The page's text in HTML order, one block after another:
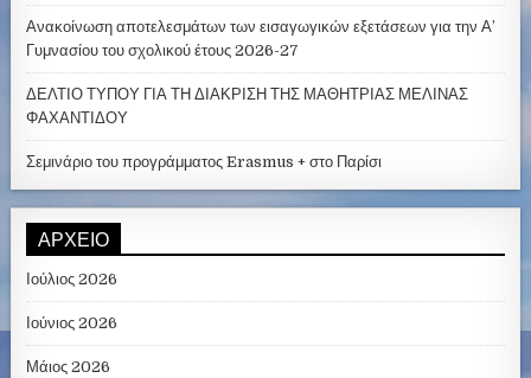
Ανακοίνωση αποτελεσμάτων των εισαγωγικών εξετάσεων για την Α’
Γυμνασίου του σχολικού έτους 2026-27
ΔΕΛΤΙΟ ΤΥΠΟΥ ΓΙΑ ΤΗ ΔΙΑΚΡΙΣΗ ΤΗΣ ΜΑΘΗΤΡΙΑΣ ΜΕΛΙΝΑΣ
ΦΑΧΑΝΤΙΔΟΥ
Σεμινάριο του προγράμματος Erasmus + στο Παρίσι
ΑΡΧΕΊΟ
Ιούλιος 2026
Ιούνιος 2026
Μάιος 2026